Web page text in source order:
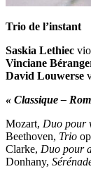
Trio de l’instant
Saskia Lethiec
Vinciane
David Louwerse
« Classique –
Mozart, Duo pour
Beethoven, Trio
Clarke, Duo pour
Donhany,